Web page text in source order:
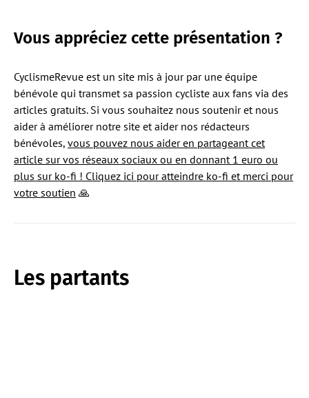
Vous appréciez cette présentation ?
CyclismeRevue est un site mis à jour par une équipe
bénévole qui transmet sa passion cycliste aux fans via des
articles gratuits. Si vous souhaitez nous soutenir et nous
aider à améliorer notre site et aider nos rédacteurs
bénévoles, vous pouvez nous aider en partageant cet
article sur vos réseaux sociaux ou en donnant 1 euro ou
plus sur ko-fi ! Cliquez ici pour atteindre ko-fi et merci pour
votre soutien 🙏
Les partants